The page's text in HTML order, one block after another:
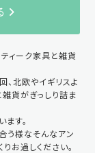
ィーク家具と雑貨
北欧やイギリスよ
貨がぎっしり詰ま
す。
う様なそんなアン
お過しください。